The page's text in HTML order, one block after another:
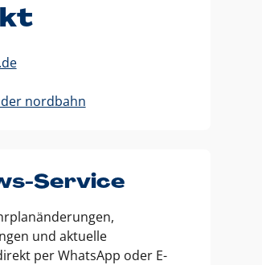
nordbahn
Service
und aktuelle
per WhatsApp oder E-